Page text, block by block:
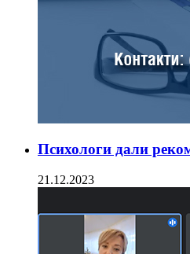
Психологи дали
21.12.2023